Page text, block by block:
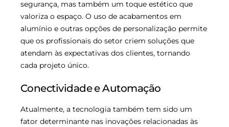
segurança, mas também um toque estético que
valoriza o espaço. O uso de acabamentos em
alumínio e outras opções de personalização permite
que os profissionais do setor criem soluções que
atendam às expectativas dos clientes, tornando
cada projeto único.
Conectividade e Automação
Atualmente, a tecnologia também tem sido um
fator determinante nas inovações relacionadas às